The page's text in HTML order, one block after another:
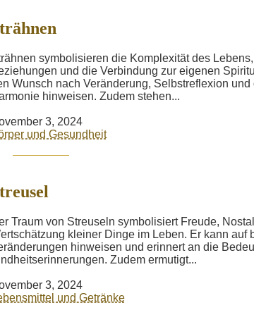
symbolisieren die Komplexität des
und die Verbindung zur eigenen
Wunsch nach Veränderung, Selbstreflexion und
hinweisen. Zudem stehen...
3, 2024
und Gesundheit
Traum von Streuseln symbolisiert Freude,
kleiner Dinge im Leben. Er kann auf
hinweisen und erinnert an die
Zudem ermutigt...
3, 2024
und Getränke